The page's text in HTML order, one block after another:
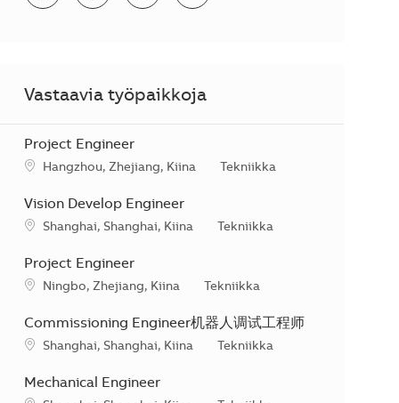
Vastaavia työpaikkoja
Project Engineer
SijaintiHangzhou, Zhejiang, Kiina Kategoria
Tekniikka
Vision Develop Engineer
SijaintiShanghai, Shanghai, Kiina Kategoria
Tekniikka
Project Engineer
SijaintiNingbo, Zhejiang, Kiina Kategoria
Tekniikka
Commissioning Engineer机器人调试工程师
SijaintiShanghai, Shanghai, Kiina Kategoria
Tekniikka
Mechanical Engineer